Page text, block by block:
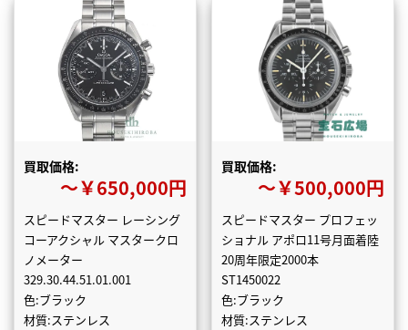
買取価格:
〜￥650,000円
スピードマスター レーシング
コーアクシャル マスタークロ
ノメーター
329.30.44.51.01.001
色:ブラック
材質:ステンレス
買取価格:
〜￥500,000円
スピードマスター プロフェッ
ショナル アポロ11号月面着陸
20周年限定2000本
ST1450022
色:ブラック
材質:ステンレス